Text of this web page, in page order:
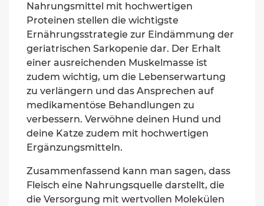
Nahrungsmittel mit hochwertigen
Proteinen stellen die wichtigste
Ernährungsstrategie zur Eindämmung der
geriatrischen Sarkopenie dar. Der Erhalt
einer ausreichenden Muskelmasse ist
zudem wichtig, um die Lebenserwartung
zu verlängern und das Ansprechen auf
medikamentöse Behandlungen zu
verbessern. Verwöhne deinen Hund und
deine Katze zudem mit hochwertigen
Ergänzungsmitteln.
Zusammenfassend kann man sagen, dass
Fleisch eine Nahrungsquelle darstellt, die
die Versorgung mit wertvollen Molekülen